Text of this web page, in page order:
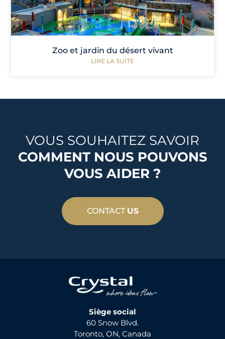
Zoo et jardin du désert vivant
LIRE LA SUITE
VOUS SOUHAITEZ SAVOIR
COMMENT NOUS POUVONS
VOUS AIDER ?
CONTACT US
Siège social
60 Snow Blvd.
Toronto, ON, Canada